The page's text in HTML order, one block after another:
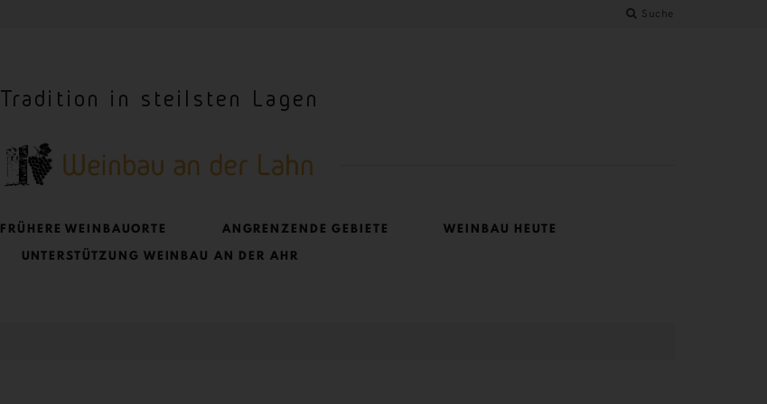
Suche
Tradition in steilsten Lagen
FRÜHERE WEINBAUORTE ANGRENZENDE GEBIETE
WEINBAU HEUTE
UNTERSTÜTZUNG WEINBAU AN DER AHR